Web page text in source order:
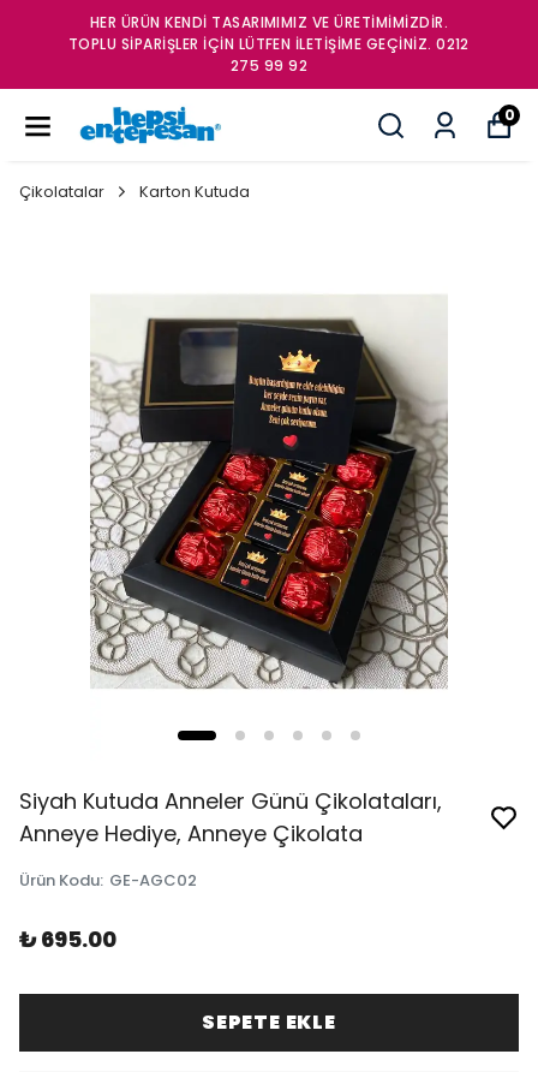
ÜRETİMİMİZDİR.
GEÇİNİZ. 0212
HER ÜRÜN KENDİ
TOPLU SİPARİŞLER İÇİN LÜTFEN
0
Çikolatalar Karton Kutuda
Siyah Kutuda Anneler Günü Çikolataları,
Anneye Hediye, Anneye Çikolata
Ürün Kodu: GE-AGC02
₺ 695.00
SEPETE EKLE